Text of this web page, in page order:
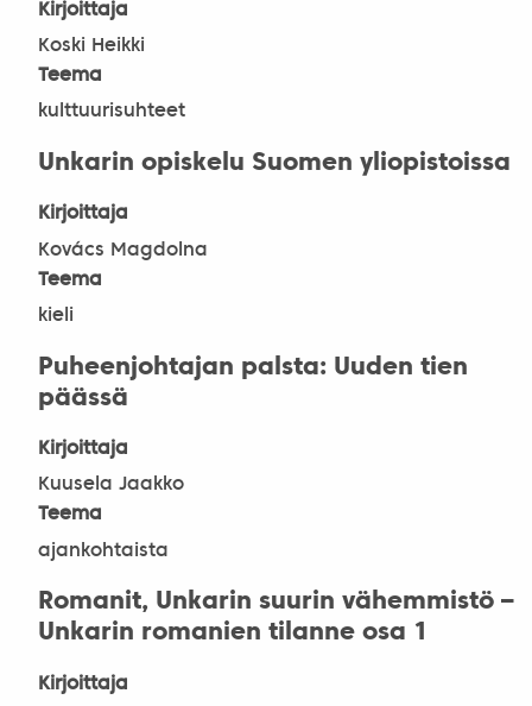
Kirjoittaja
Koski Heikki
Teema
kulttuurisuhteet
Unkarin opiskelu Suomen yliopistoissa
Kirjoittaja
Kovács Magdolna
Teema
kieli
Puheenjohtajan palsta: Uuden tien
päässä
Kirjoittaja
Kuusela Jaakko
Teema
ajankohtaista
Romanit, Unkarin suurin vähemmistö –
Unkarin romanien tilanne osa 1
Kirjoittaja